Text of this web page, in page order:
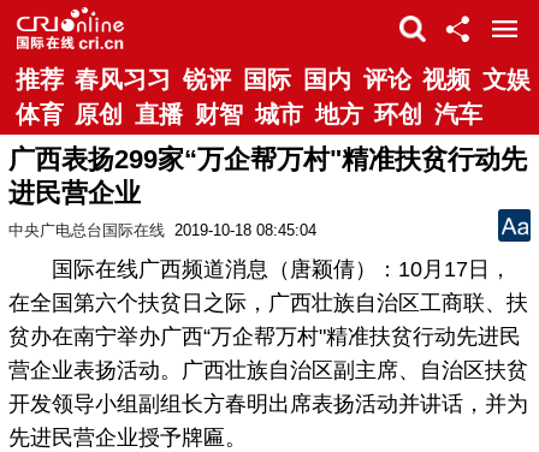
推荐 春风习习 锐评 国际 国内 评论 视频 文娱
体育 原创 直播 财智 城市 地方 环创 汽车
广西表扬299家“万企帮万村"精准扶贫行动先
进民营企业
中央广电总台国际在线 2019-10-18 08:45:04
国际在线广西频道消息（唐颖倩）：10月17日，
在全国第六个扶贫日之际，广西壮族自治区工商联、扶
贫办在南宁举办广西“万企帮万村"精准扶贫行动先进民
营企业表扬活动。广西壮族自治区副主席、自治区扶贫
开发领导小组副组长方春明出席表扬活动并讲话，并为
先进民营企业授予牌匾。